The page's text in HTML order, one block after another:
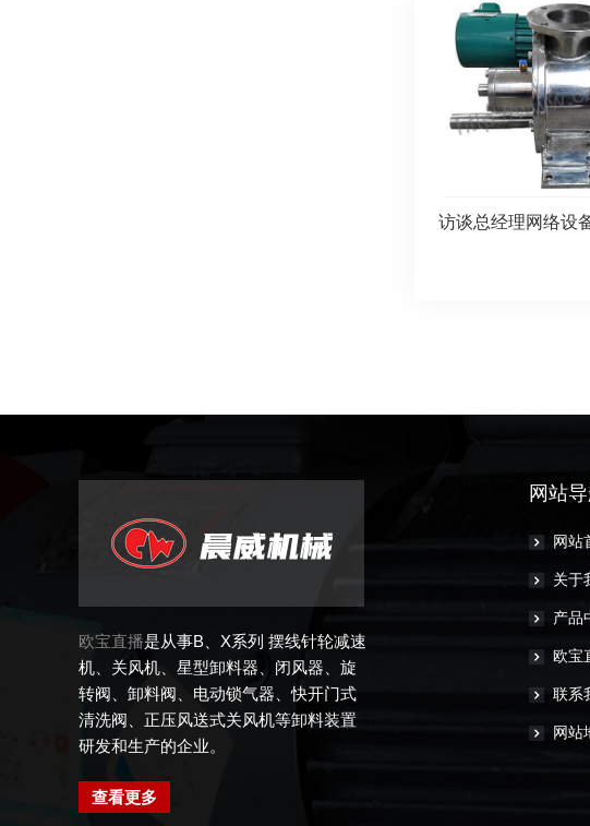
访谈总经理网络设
欧宝直播是从事B、X系列 摆线针轮减速
机、关风机、星型卸料器、闭风器、旋
转阀、卸料阀、电动锁气器、快开门式
清洗阀、正压风送式关风机等卸料装置
研发和生产的企业。
查看更多
网站
网站
关于
产品
欧宝
联系
网站